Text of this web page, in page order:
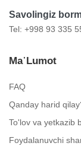
Savolingiz
Tel: +998 93 335
Ma᾿lumot
FAQ
Qanday harid
To'lov va yetkazib
Foydalanuvchi